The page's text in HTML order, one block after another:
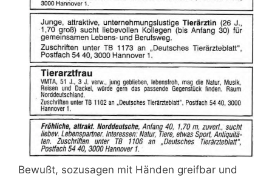
Bewußt, sozusagen mit Händen greifbar und